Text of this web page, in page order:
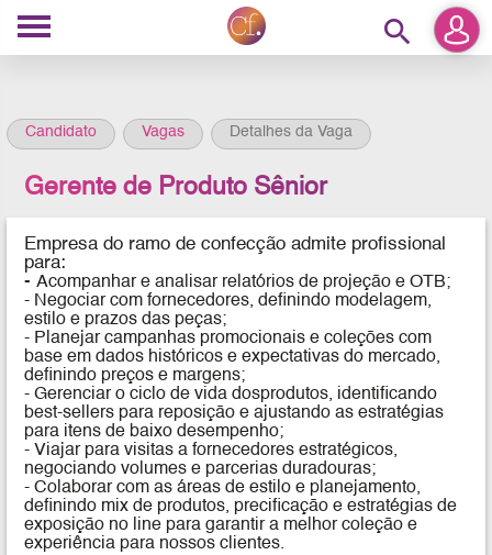
search
Candidato Vagas Detalhes da Vaga
Gerente de Produto Sênior
Empresa do ramo de confecção admite profissional
para:
-Acompanhar eanalisar relatórios de projeção e OTB;
- Negociar com fornecedores, definindo modelagem,
estilo e prazos das peças;
- Planejar campanhas promocionais e coleções com
base em dados históricos e expectativas do mercado,
definindo preços e margens;
- Gerenciar o ciclo de vida dosprodutos, identificando
best-sellers para reposição e ajustando as estratégias
para itens de baixo desempenho;
- Viajar para visitas a fornecedores estratégicos,
negociando volumes e parcerias duradouras;
- Colaborar com as áreas de estilo e planejamento,
definindo mix de produtos, precificação e estratégias de
exposição no line para garantir a melhor coleção e
experiência para nossos clientes.